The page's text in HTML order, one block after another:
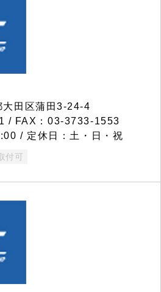
田区蒲田3-24-4
/ FAX：03-3733-1553
/ 定休日：土・日・祝
付可